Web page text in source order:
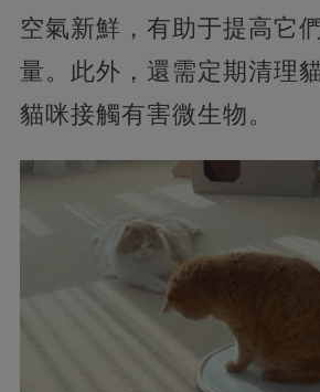
空氣新鮮，有助于提高它
量。此外，還需定期清理
貓咪接觸有害微生物。